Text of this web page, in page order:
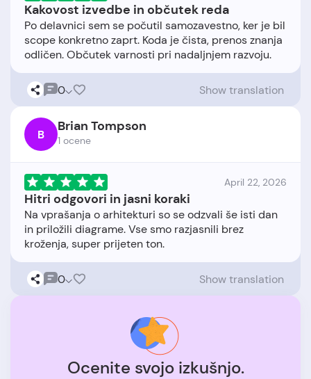
Kakovost izvedbe in občutek reda
Po delavnici sem se počutil samozavestno, ker je bil
scope konkretno zaprt. Koda je čista, prenos znanja
0 Show translation
B Brian Tompson
1 ocene
April 22, 2026
Hitri odgovori in jasni koraki
Na vprašanja o arhitekturi so se odzvali še isti dan
in priložili diagrame. Vse smo razjasnili brez
0 Show translation
Ocenite svojo izkušnjo.